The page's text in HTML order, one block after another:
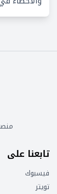
تابعنا على
فيسبوك
تويتر